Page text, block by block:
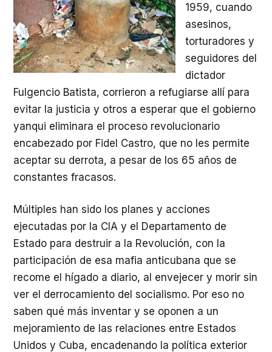
1959, cuando
asesinos,
torturadores y
seguidores del
dictador
Fulgencio Batista, corrieron a refugiarse allí para
evitar la justicia y otros a esperar que el gobierno
yanqui eliminara el proceso revolucionario
encabezado por Fidel Castro, que no les permite
aceptar su derrota, a pesar de los 65 años de
constantes fracasos.
Múltiples han sido los planes y acciones
ejecutadas por la CIA y el Departamento de
Estado para destruir a la Revolución, con la
participación de esa mafia anticubana que se
recome el hígado a diario, al envejecer y morir sin
ver el derrocamiento del socialismo. Por eso no
saben qué más inventar y se oponen a un
mejoramiento de las relaciones entre Estados
Unidos y Cuba, encadenando la política exterior